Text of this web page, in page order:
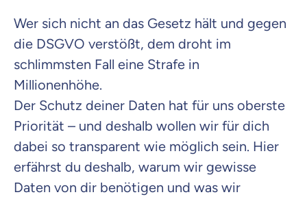
Wer sich nicht an das Gesetz hält und gegen
die DSGVO verstößt, dem droht im
schlimmsten Fall eine Strafe in
Millionenhöhe.
Der Schutz deiner Daten hat für uns oberste
Priorität – und deshalb wollen wir für dich
dabei so transparent wie möglich sein. Hier
erfährst du deshalb, warum wir gewisse
Daten von dir benötigen und was wir